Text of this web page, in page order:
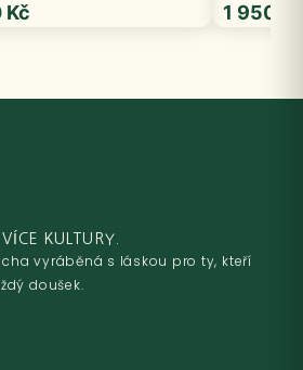
Kč 1
KULTURY.
vyráběná s láskou pro ty, kteří
doušek.